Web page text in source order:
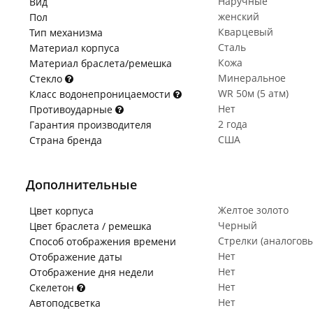
Пол
женский
Тип механизма
Кварцевый
Материал корпуса
Сталь
Материал браслета/ремешка
Кожа
Стекло
Минеральное
Класс водонепроницаемости
WR 50м (5 атм)
Противоударные
Нет
Гарантия производителя
2 года
Страна бренда
США
Дополнительные
Цвет корпуса
Желтое золото
Цвет браслета / ремешка
Черный
Способ отображения времени
Стрелки
Отображение даты
Нет
Отображение дня недели
Нет
Скелетон
Нет
Автоподсветка
Нет